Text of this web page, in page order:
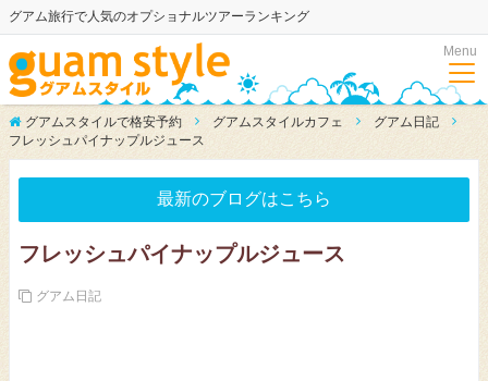
グアム旅行で人気のオプショナルツアーランキング
Menu
グアムスタイルで格安予約 グアムスタイルカフェ
グアム日記
フレッシュパイナップルジュース
最新のブログはこちら
フレッシュパイナップルジュース
グアム日記